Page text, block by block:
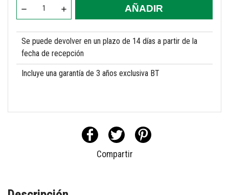
AÑADIR
Se puede devolver en un plazo de 14 días a partir de la
fecha de recepción
Incluye una garantía de 3 años exclusiva BT
Compartir